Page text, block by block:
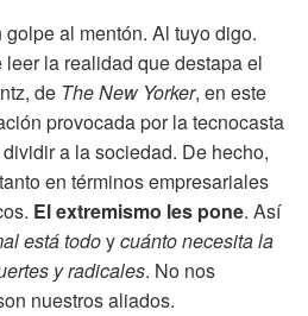
al mentón. Al tuyo digo.
la realidad que destapa el
de The New Yorker, en este
provocada por la tecnocasta
a la sociedad. De hecho,
en términos empresariales
El extremismo les pone. Así
está todoycuánto necesita la
y radicales. No nos
nuestros aliados.